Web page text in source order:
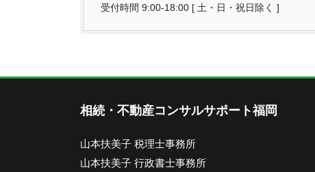
受付時間 9:00-18:00 [ 土・日・祝日除く ]
相続・不動産コンサルサポート福岡
山本扶美子 税理士事務所
山本扶美子 行政書士事務所